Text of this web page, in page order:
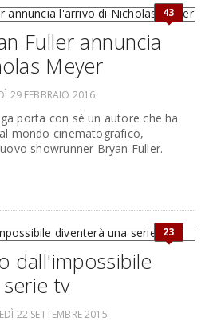
43
Fuller annuncia
Meyer
29 FEBBRAIO 2016
porta con sé un autore che ha
mondo cinematografico,
showrunner Bryan Fuller.
23
dall'impossibile
tv
22 SETTEMBRE 2015